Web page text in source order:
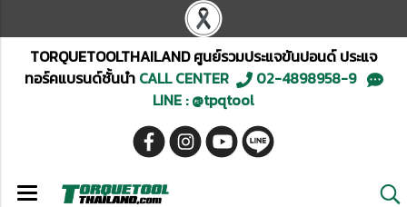
TORQUETOOLTHAILAND ศูนย์รวมประแจขันปอนด์ ประแจ
ทอร์คแบรนด์ชั้นนำCALL CENTER
02-4898958-9
LINE : @tpqtool